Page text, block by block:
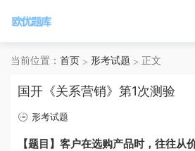
当前位置： 首页 形考试题 正文
国开《关系营销》第1次测验
形考试题
【题目】客户在选购产品时，往往从